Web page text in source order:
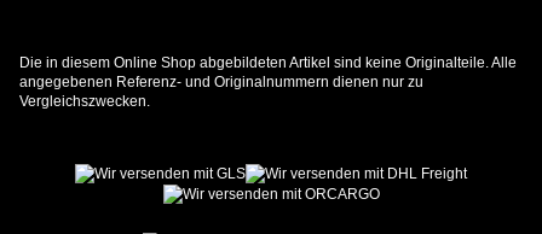
Die in diesem Online Shop abgebildeten Artikel sind keine Originalteile. Alle
angegebenen Referenz- und Originalnummern dienen nur zu
Vergleichszwecken.